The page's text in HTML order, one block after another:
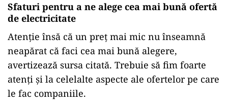
Sfaturi pentru a ne alege cea mai bună ofertă
de electricitate
Atenție însă că un preț mai mic nu înseamnă
neapărat că faci cea mai bună alegere,
avertizează sursa citată. Trebuie să fim foarte
atenți și la celelalte aspecte ale ofertelor pe care
le fac companiile.